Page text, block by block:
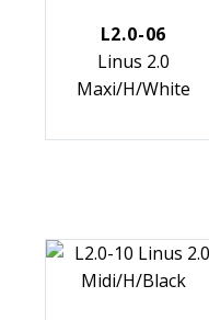
L2.0-06
Linus 2.0
Maxi/H/White